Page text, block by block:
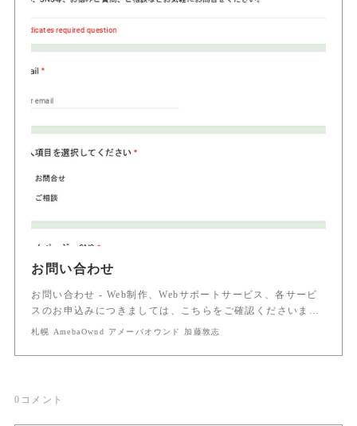
お問い合わせ
お問い合わせ - Web制作、Webサポートサービス、各サービ
スのお申込みにつきましては、こちらをご確認くださいま…
札幌 AmebaOwnd アメーバオウンド 加藤敦志
0 コメント